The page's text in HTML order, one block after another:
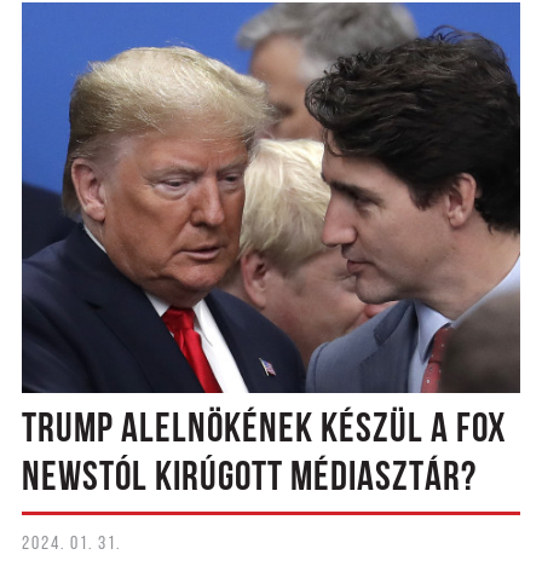
TRUMP ALELNÖKÉNEK KÉSZÜL A FOX
NEWSTÓL KIRÚGOTT MÉDIASZTÁR?
2024. 01. 31.